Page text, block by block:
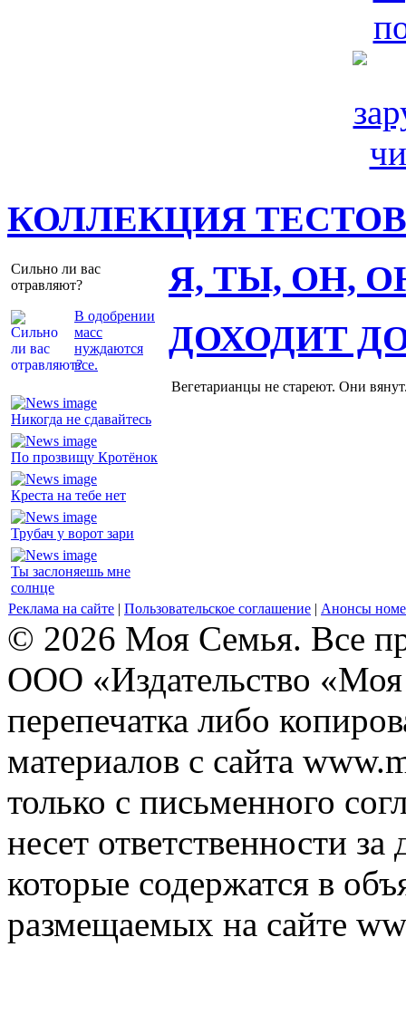
КОЛЛЕКЦИЯ ТЕСТОВ
Сильно ли вас
отравляют?
В одобрении
масс
нуждаются
все.
Я, ТЫ, ОН,
Никогда не сдавайтесь
По прозвищу Кротёнок
Креста на тебе нет
Трубач у ворот зари
Ты заслоняешь мне
солнце
ДОХОДИТ
Вегетарианцы не стареют. Они
Реклама на сайте | Пользовательское соглашение | Анонсы
© 2026 Моя Семья. Все
ООО «Издательство
перепечатка либо
материалов с сайта
только с письменного
несет ответственности
которые содержатся в
размещаемых на сайте